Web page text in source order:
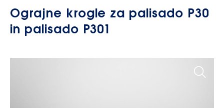
Ograjne krogle za palisado P30
in palisado P301